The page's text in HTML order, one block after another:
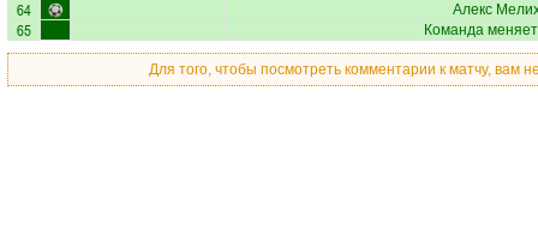
64 Алекс
65 Команда
Для того, чтобы посмотреть комментарии к матчу, вам